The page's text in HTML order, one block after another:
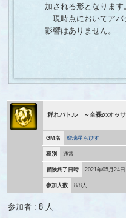
加される形となります
現時点においてアバ
影響はありません。
群れバトル ～全裸のオッ
GM名 瑠璃星らぴす
種別 通常
冒険終了日時 2021年05月24
参加人数 8/8人
参加者 : 8 人